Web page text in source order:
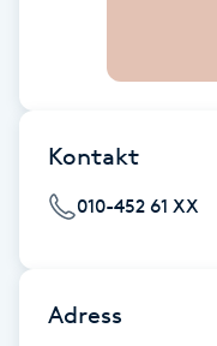
Faceliftmassage
Fet hårbotten
Kontakt
010-452 61 XX
Adress